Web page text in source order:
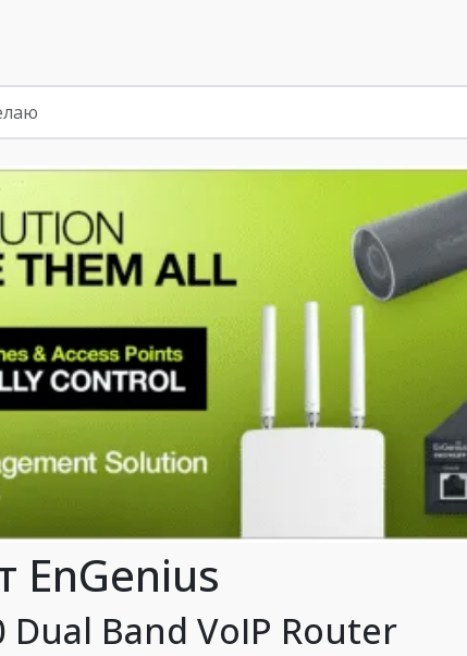
EnGenius
Dual Band VoIP Router